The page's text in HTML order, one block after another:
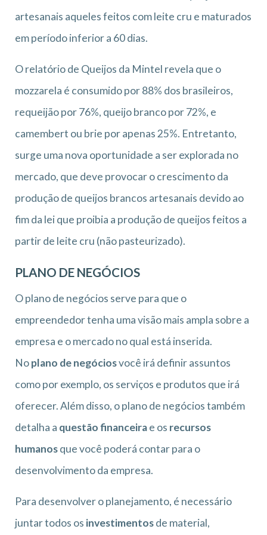
artesanais aqueles feitos com leite cru e maturados
em período inferior a 60 dias.
O relatório de Queijos da Mintel revela que o
mozzarela é consumido por 88% dos brasileiros,
requeijão por 76%, queijo branco por 72%, e
camembert ou brie por apenas 25%. Entretanto,
surge uma nova oportunidade a ser explorada no
mercado, que deve provocar o crescimento da
produção de queijos brancos artesanais devido ao
fim da lei que proibia a produção de queijos feitos a
partir de leite cru (não pasteurizado).
PLANO DE NEGÓCIOS
O plano de negócios serve para que o
empreendedor tenha uma visão mais ampla sobre a
empresa e o mercado no qual está inserida.
Noplano de negóciosvocê irá definir assuntos
como por exemplo, os serviços e produtos que irá
oferecer. Além disso, o plano de negócios também
detalha a questão financeirae os recursos
humanosque você poderá contar para o
desenvolvimento da empresa.
Para desenvolver o planejamento, é necessário
juntar todos os investimentosde material,